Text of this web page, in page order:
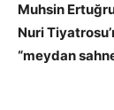
Muhsin
Nuri
“meydan